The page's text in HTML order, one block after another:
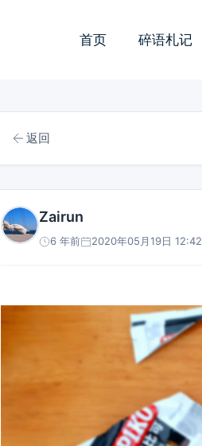
首页 碎语札记
返回
Zairun
6 年前 2020年05月19日 12:42